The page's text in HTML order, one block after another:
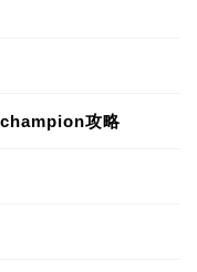
攻略